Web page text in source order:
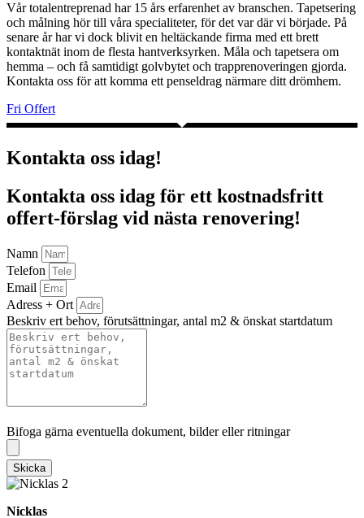
Vår totalentreprenad har 15 års erfarenhet av branschen. Tapetsering
och målning hör till våra specialiteter, för det var där vi började. På
senare år har vi dock blivit en heltäckande firma med ett brett
kontaktnät inom de flesta hantverksyrken. Måla och tapetsera om
hemma – och få samtidigt golvbytet och trapprenoveringen gjorda.
Kontakta oss för att komma ett penseldrag närmare ditt drömhem.
Fri Offert
Kontakta oss idag!
Kontakta oss idag för ett kostnadsfritt
offert-förslag vid nästa renovering!
Namn
Telefon
Email
Adress + Ort
Beskriv ert behov, förutsättningar, antal m2 & önskat startdatum
Bifoga gärna eventuella dokument, bilder eller ritningar
Skicka
Nicklas